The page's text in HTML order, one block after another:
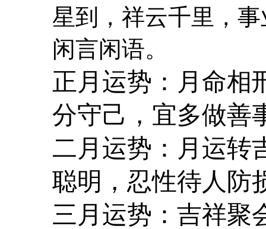
星到，祥云千里，
闲言闲语。
正月运势：月命相
分守己，宜多做善
二月运势：月运转
聪明，忍性待人防
三月运势：吉祥聚